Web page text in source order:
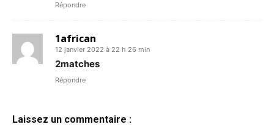
Répondre
1african
12 janvier 2022 à 22 h 26 min
2matches
Répondre
Laissez un commentaire :